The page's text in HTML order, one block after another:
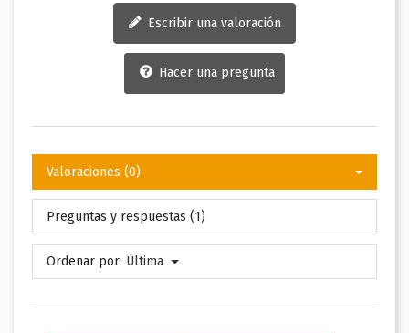
Escribir una valoración
Hacer una pregunta
Valoraciones (0)
Preguntas y respuestas (1)
Ordenar por: Última